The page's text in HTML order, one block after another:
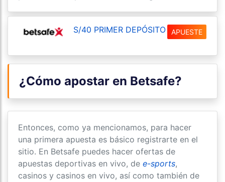
S/40 PRIMER DEPÓSITO APUESTE
¿Cómo apostar en Betsafe?
Entonces, como ya mencionamos, para hacer
una primera apuesta es básico registrarte en el
sitio. En Betsafe puedes hacer ofertas de
apuestas deportivas en vivo, de e-sports,
casinos y casinos en vivo, así como también de